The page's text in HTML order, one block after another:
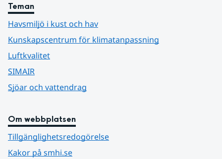
Teman
Havsmiljö i kust och hav
Kunskapscentrum för klimatanpassning
Luftkvalitet
SIMAIR
Sjöar och vattendrag
Om webbplatsen
Tillgänglighetsredogörelse
Kakor på smhi.se